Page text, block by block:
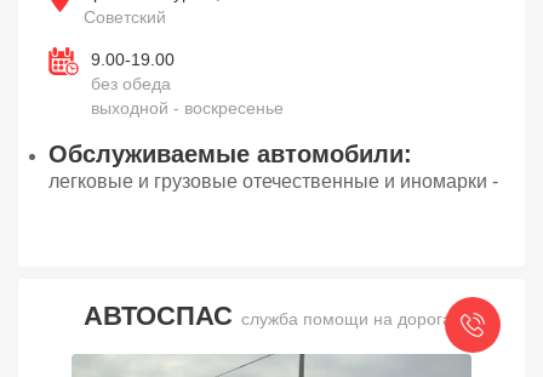
Советский
9.00-19.00
без обеда
выходной - воскресенье
Обслуживаемые автомобили:
легковые и грузовые отечественные и иномарки -
АВТОСПАС служба помощи на дорогах